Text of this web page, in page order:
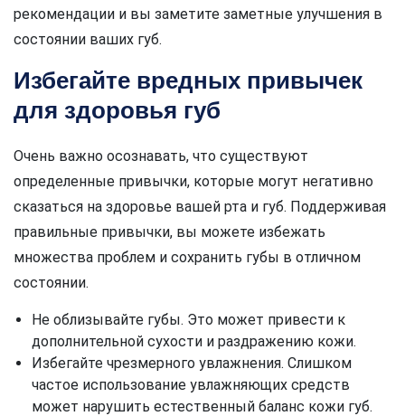
рекомендации и вы заметите заметные улучшения в
состоянии ваших губ.
Избегайте вредных привычек
для здоровья губ
Очень важно осознавать, что существуют
определенные привычки, которые могут негативно
сказаться на здоровье вашей рта и губ. Поддерживая
правильные привычки, вы можете избежать
множества проблем и сохранить губы в отличном
состоянии.
Не облизывайте губы. Это может привести к
дополнительной сухости и раздражению кожи.
Избегайте чрезмерного увлажнения. Слишком
частое использование увлажняющих средств
может нарушить естественный баланс кожи губ.